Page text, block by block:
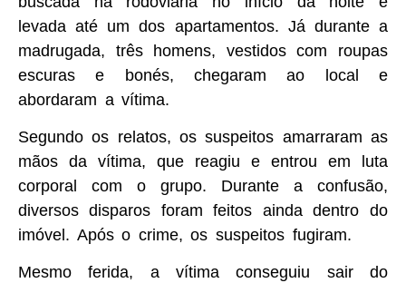
levada até um dos apartamentos. Já durante a
madrugada, três homens, vestidos com roupas
escuras e bonés, chegaram ao local e
abordaram a vítima.
Segundo os relatos, os suspeitos amarraram as
mãos da vítima, que reagiu e entrou em luta
corporal com o grupo. Durante a confusão,
diversos disparos foram feitos ainda dentro do
imóvel. Após o crime, os suspeitos fugiram.
Mesmo ferida, a vítima conseguiu sair do